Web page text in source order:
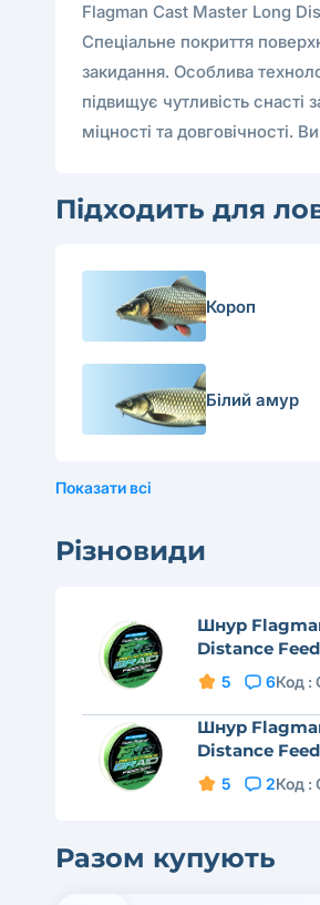
Flagman Cast Master Long
Спеціальне покриття
закидання. Особлива
підвищує чутливість
міцності та довговічності.
Підходить для
Короп
Білий амур
Показати всі
Різновиди
Шнур
Distance
5 6Код :
Шнур
Distance
5 2Код :
Разом купують